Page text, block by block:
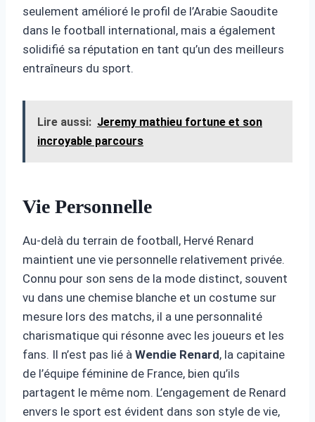
seulement amélioré le profil de l’Arabie Saoudite
dans le football international, mais a également
solidifié sa réputation en tant qu’un des meilleurs
entraîneurs du sport.
Lire aussi: Jeremy mathieu fortune et son
incroyable parcours
Vie Personnelle
Au-delà du terrain de football, Hervé Renard
maintient une vie personnelle relativement privée.
Connu pour son sens de la mode distinct, souvent
vu dans une chemise blanche et un costume sur
mesure lors des matchs, il a une personnalité
charismatique qui résonne avec les joueurs et les
fans. Il n’est pas lié à Wendie Renard, la capitaine
de l’équipe féminine de France, bien qu’ils
partagent le même nom. L’engagement de Renard
envers le sport est évident dans son style de vie,